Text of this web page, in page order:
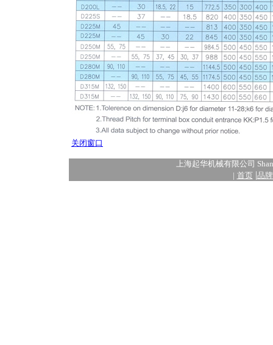
关闭窗口
上海起华机械有限公司
| 首页 |品